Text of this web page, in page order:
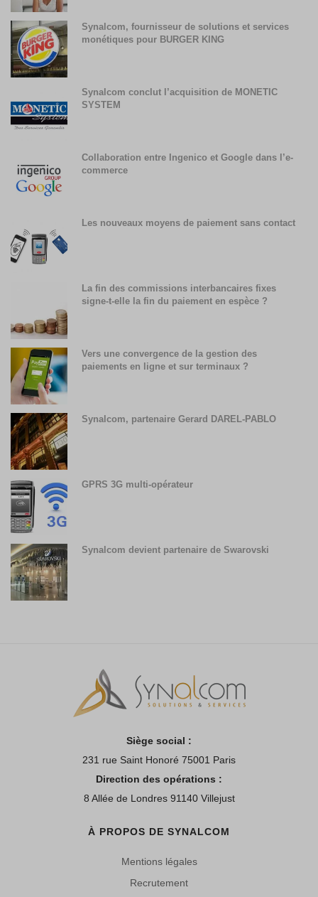
Synalcom, fournisseur de solutions et services
monétiques pour BURGER KING
Synalcom conclut l’acquisition de MONETIC
SYSTEM
Collaboration entre Ingenico et Google dans l’e-
commerce
Les nouveaux moyens de paiement sans contact
La fin des commissions interbancaires fixes
signe-t-elle la fin du paiement en espèce ?
Vers une convergence de la gestion des
paiements en ligne et sur terminaux ?
Synalcom, partenaire Gerard DAREL-PABLO
GPRS 3G multi-opérateur
Synalcom devient partenaire de Swarovski
Siège social :
231 rue Saint Honoré 75001 Paris
Direction des opérations :
8 Allée de Londres 91140 Villejust
À PROPOS DE SYNALCOM
Mentions légales
Recrutement